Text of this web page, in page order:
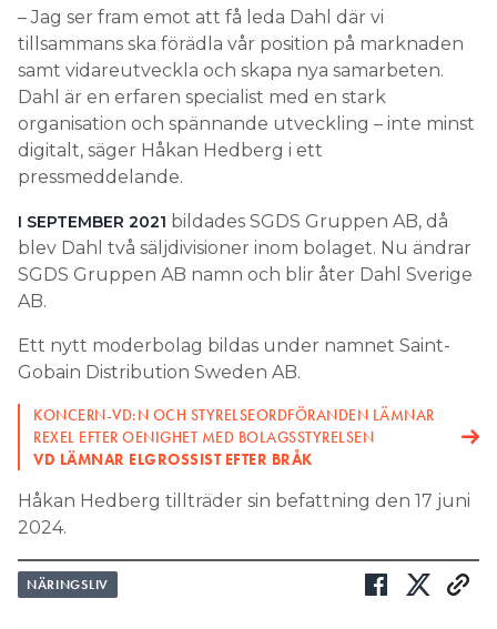
– Jag ser fram emot att få leda Dahl där vi
tillsammans ska förädla vår position på marknaden
samt vidareutveckla och skapa nya samarbeten.
Dahl är en erfaren specialist med en stark
organisation och spännande utveckling – inte minst
digitalt, säger Håkan Hedberg i ett
pressmeddelande.
I SEPTEMBER 2021 bildades SGDS Gruppen AB, då
blev Dahl två säljdivisioner inom bolaget. Nu ändrar
SGDS Gruppen AB namn och blir åter Dahl Sverige
AB.
Ett nytt moderbolag bildas under namnet Saint-
Gobain Distribution Sweden AB.
KONCERN-VD:N OCH STYRELSEORDFÖRANDEN LÄMNAR
REXEL EFTER OENIGHET MED BOLAGSSTYRELSEN
VD LÄMNAR ELGROSSIST EFTER BRÅK
Håkan Hedberg tillträder sin befattning den 17 juni
2024.
NÄRINGSLIV